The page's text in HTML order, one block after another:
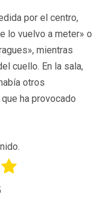
por el centro,
lo vuelvo a meter» o
mientras
cuello. En la sala,
otros
ha provocado